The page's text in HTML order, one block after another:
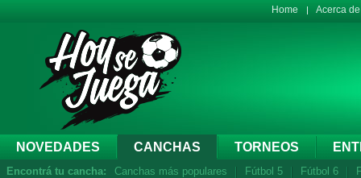
Home Acerca
NOVEDADES CANCHAS TORNEOS
Encontrá tu cancha: Canchas más populares Fútbol 5 Fútbol 6